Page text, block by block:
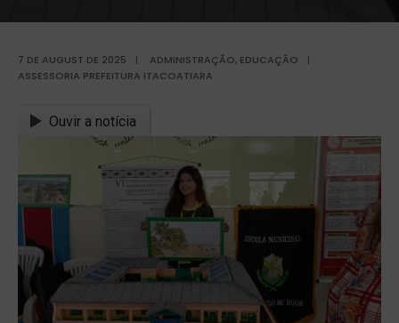
7 DE AUGUST DE 2025 | ADMINISTRAÇÃO, EDUCAÇÃO
|
ASSESSORIA PREFEITURA ITACOATIARA
Ouvir a notícia